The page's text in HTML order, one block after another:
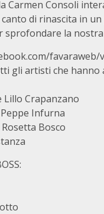
Carmen Consoli
di rinascita in
sprofondare la
favaraweb/
gli artisti che
Lillo Crapanzano
Infurna
Bosco